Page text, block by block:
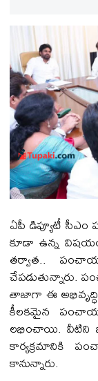
ఏపీ డిప్యూటీ
కూడా ఉన్న
త‌ర్వాత‌..
చేప‌డుతున్నారు.
తాజాగా ఈ
కీల‌క‌మైన
ల‌భించాయి. వీటిని
కార్య‌క్ర‌మానికి
కానున్నారు.